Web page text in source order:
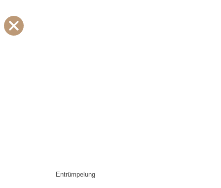
Entrümpelung